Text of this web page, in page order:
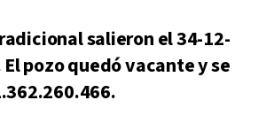
salieron el 34-12-
pozo quedó vacante y se